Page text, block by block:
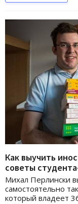
Как выучить
советы
Михал Перлински
самостоятельно
который владеет